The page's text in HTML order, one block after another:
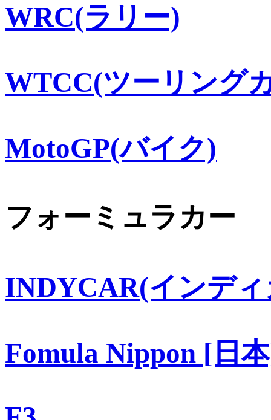
WRC(ラリー)
WTCC(ツーリング
MotoGP(バイク)
フォーミュラカー
INDYCAR(インデ
Fomula Nippon [日